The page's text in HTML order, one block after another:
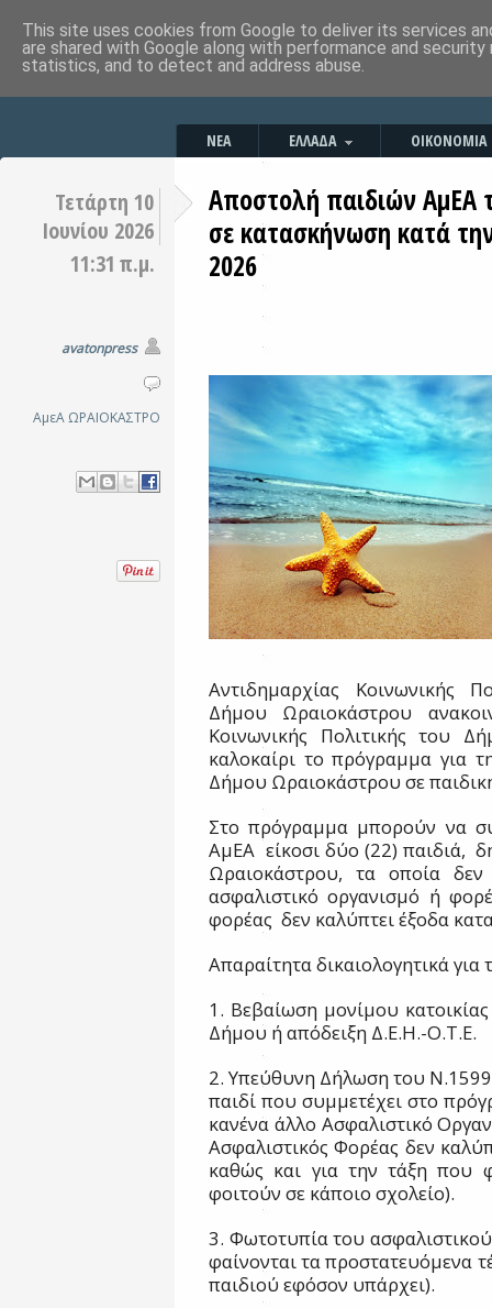
ΝΕΑ ΕΛΛΑΔΑ ΟΙΚΟΝΟΜΙΑ
Τετάρτη 10
Ιουνίου 2026
11:31 π.μ.
avatonpress
ΑμεΑΩΡΑΙΟΚΑΣΤΡΟ
Αποστολή παιδιών ΑμΕΑ
σε κατασκήνωση κατά
2026
Αντιδημαρχίας Κοινωνικής
Δήμου Ωραιοκάστρου
Κοινωνικής Πολιτικής του
καλοκαίρι το πρόγραμμα για
Δήμου Ωραιοκάστρου σε
Στο πρόγραμμα μπορούν να
ΑμΕΑ είκοσι δύο (22) παιδιά,
Ωραιοκάστρου, τα οποία δεν
ασφαλιστικό οργανισμό ή
φορέας δεν καλύπτει έξοδα
Απαραίτητα δικαιολογητικά για
1. Βεβαίωση μονίμου
Δήμου ή απόδειξη Δ.Ε.Η.-Ο.Τ.Ε.
2. Υπεύθυνη Δήλωση του
παιδί που συμμετέχει στο
κανένα άλλο Ασφαλιστικό
Ασφαλιστικός Φορέας δεν
καθώς και για την τάξη που
φοιτούν σε κάποιο σχολείο).
3. Φωτοτυπία του
φαίνονται τα προστατευόμενα
παιδιού εφόσον υπάρχει).
This site uses cookies from Google to deliver its services
are shared with Google along with performance and
statistics, and to detect and address abuse.